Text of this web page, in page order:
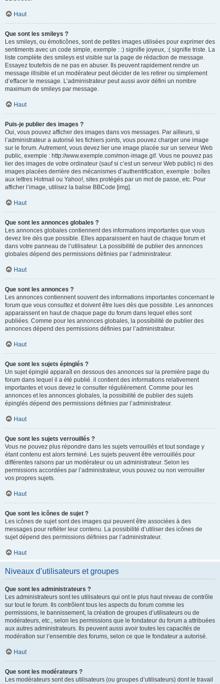
Haut
Que sont les smileys ?
Les smileys, ou émoticônes, sont de petites images utilisées pour exprimer des
sentiments avec un code simple, exemple : :) signifie joyeux, :( signifie triste. La
liste complète des smileys est visible sur la page de rédaction de message.
Essayez toutefois de ne pas en abuser. Ils peuvent rapidement rendre un
message illisible et un modérateur peut décider de les retirer ou simplement
d’effacer le message. L’administrateur peut aussi avoir défini un nombre
maximum de smileys par message.
Haut
Puis-je publier des images ?
Oui, vous pouvez afficher des images dans vos messages. Par ailleurs, si
l’administrateur a autorisé les fichiers joints, vous pouvez charger une image
sur le forum. Autrement, vous devez lier une image placée sur un serveur Web
public, exemple : http://www.exemple.com/mon-image.gif. Vous ne pouvez pas
lier des images de votre ordinateur (sauf si c’est un serveur Web public) ni des
images placées derrière des mécanismes d’authentification, exemple : boîtes
aux lettres Hotmail ou Yahoo!, sites protégés par un mot de passe, etc. Pour
afficher l’image, utilisez la balise BBCode [img].
Haut
Que sont les annonces globales ?
Les annonces globales contiennent des informations importantes que vous
devez lire dès que possible. Elles apparaissent en haut de chaque forum et
dans votre panneau de l’utilisateur. La possibilité de publier des annonces
globales dépend des permissions définies par l’administrateur.
Haut
Que sont les annonces ?
Les annonces contiennent souvent des informations importantes concernant le
forum que vous consultez et doivent être lues dès que possible. Les annonces
apparaissent en haut de chaque page du forum dans lequel elles sont
publiées. Comme pour les annonces globales, la possibilité de publier des
annonces dépend des permissions définies par l’administrateur.
Haut
Que sont les sujets épinglés ?
Un sujet épinglé apparaît en dessous des annonces sur la première page du
forum dans lequel il a été publié. il contient des informations relativement
importantes et vous devez le consulter régulièrement. Comme pour les
annonces et les annonces globales, la possibilité de publier des sujets
épinglés dépend des permissions définies par l’administrateur.
Haut
Que sont les sujets verrouillés ?
Vous ne pouvez plus répondre dans les sujets verrouillés et tout sondage y
étant contenu est alors terminé. Les sujets peuvent être verrouillés pour
différentes raisons par un modérateur ou un administrateur. Selon les
permissions accordées par l’administrateur, vous pouvez ou non verrouiller
vos propres sujets.
Haut
Que sont les icônes de sujet ?
Les icônes de sujet sont des images qui peuvent être associées à des
messages pour refléter leur contenu. La possibilité d’utiliser des icônes de
sujet dépend des permissions définies par l’administrateur.
Haut
Niveaux d’utilisateurs et groupes
Que sont les administrateurs ?
Les administrateurs sont les utilisateurs qui ont le plus haut niveau de contrôle
sur tout le forum. Ils contrôlent tous les aspects du forum comme les
permissions, le bannissement, la création de groupes d’utilisateurs ou de
modérateurs, etc., selon les permissions que le fondateur du forum a attribuées
aux autres administrateurs. Ils peuvent aussi avoir toutes les capacités de
modération sur l’ensemble des forums, selon ce que le fondateur a autorisé.
Haut
Que sont les modérateurs ?
Les modérateurs sont des utilisateurs (ou groupes d’utilisateurs) dont le travail